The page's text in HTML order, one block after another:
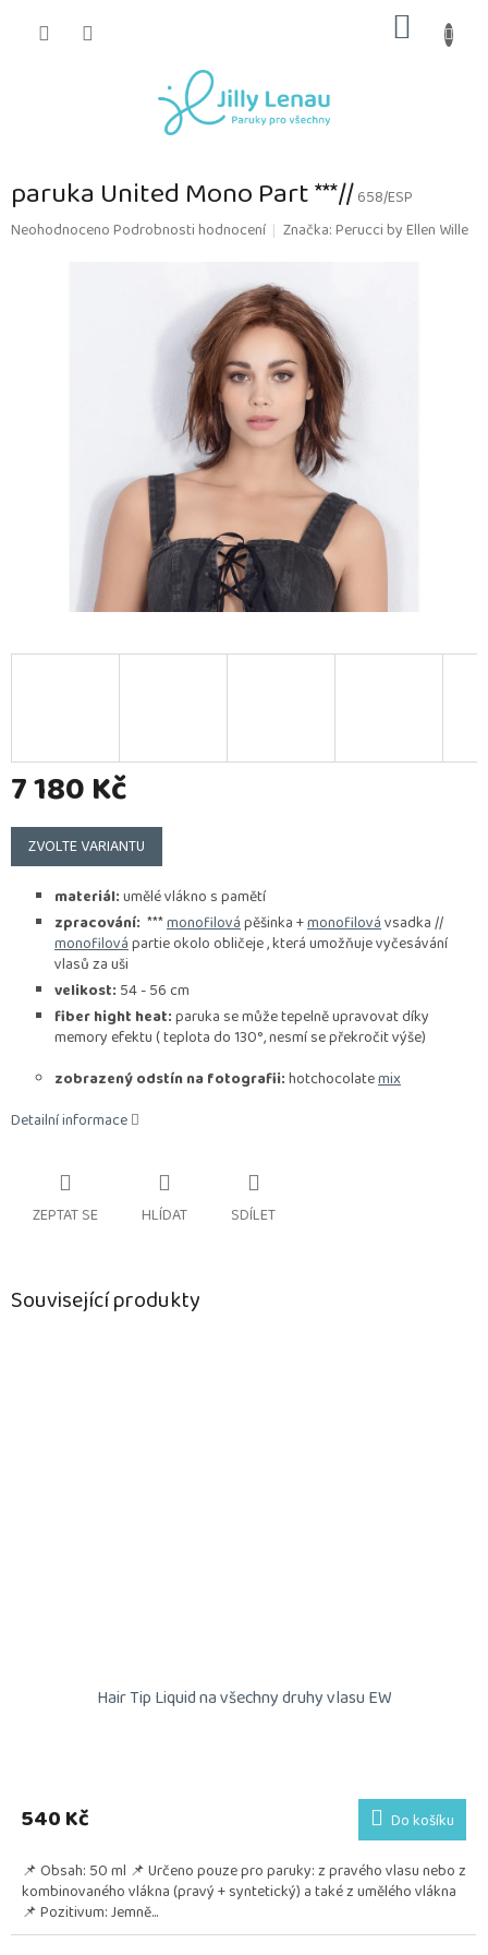
KOŠÍK
paruka United Mono Part ***//658/ESP
Průměrné
NeohodnocenoPodrobnosti hodnocení Značka:Perucci by Ellen Wille
7 180 Kč
Měrná
cena:
ZVOLTE VARIANTU
materiál:umělé vlákno s pamětí
zpracování: ***monofilovápěšinka +monofilovávsadka //
monofilovápartie okolo obličeje , která umožňuje vyčesávání
vlasů za uši
velikost: 54 - 56 cm
fiber hight heat:paruka se může tepelně upravovat díky
memory efektu ( teplota do 130°, nesmí se překročit výše)
zobrazený odstín na fotografii:hotchocolatemix
Detailní informace
ZEPTAT SE HLÍDAT SDÍLET
Související produkty
Hair Tip Liquid na všechny druhy vlasu EW
540 Kč Do košíku
📌 Obsah: 50 ml 📌 Určeno pouze pro paruky: z pravého vlasu nebo z
kombinovaného vlákna (pravý + syntetický) a také z umělého vlákna
📌 Pozitivum: Jemně...